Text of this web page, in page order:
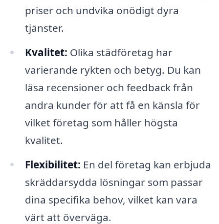
priser och undvika onödigt dyra
tjänster.
Kvalitet: Olika städföretag har
varierande rykten och betyg. Du kan
läsa recensioner och feedback från
andra kunder för att få en känsla för
vilket företag som håller högsta
kvalitet.
Flexibilitet: En del företag kan erbjuda
skräddarsydda lösningar som passar
dina specifika behov, vilket kan vara
värt att överväga.